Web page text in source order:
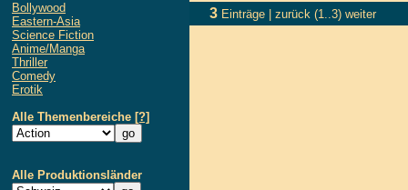
Bollywood
Eastern-Asia
Science Fiction
Anime/Manga
Thriller
Comedy
Erotik
Alle Themenbereiche [?]
Alle Produktionsländer
3 Einträge | zurück (1..3) weiter